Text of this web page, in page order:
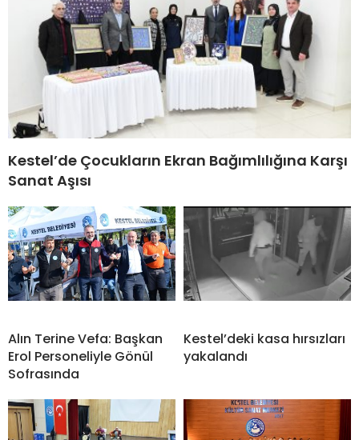
Kestel’de Çocukların Ekran Bağımlılığına Karşı
Sanat Aşısı
Alın Terine Vefa: Başkan
Erol Personeliyle Gönül
Sofrasında
Kestel’deki kasa hırsızları
yakalandı